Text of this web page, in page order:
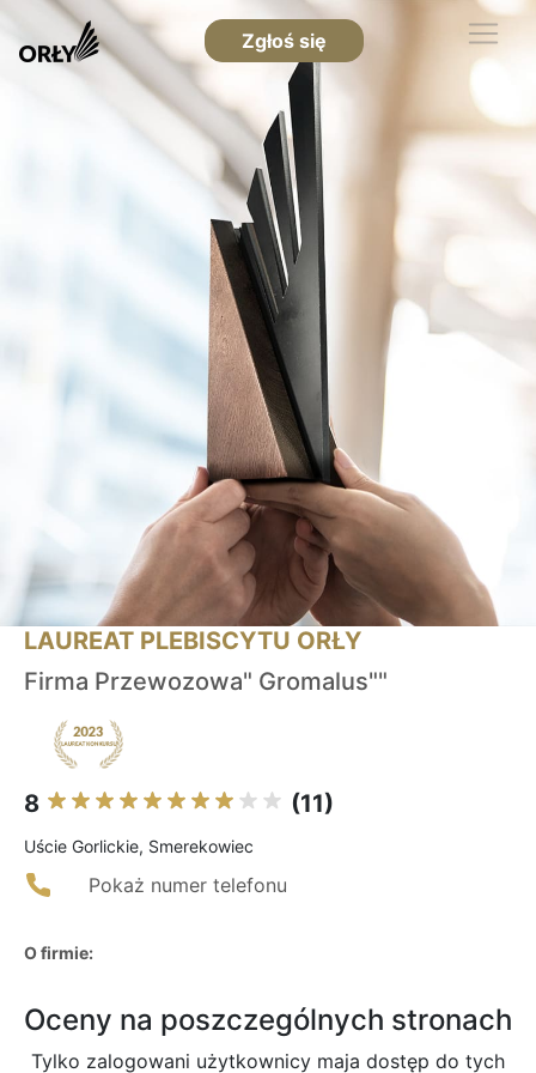
Zgłoś się
LAUREAT PLEBISCYTU ORŁY
Firma Przewozowa" Gromalus""
8 (11)
Uście Gorlickie, Smerekowiec
Pokaż numer telefonu
O firmie:
Oceny na poszczególnych stronach
Tylko zalogowani użytkownicy maja dostęp do tych